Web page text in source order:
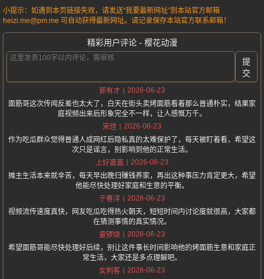
小提示：如遇到本页链接失效，请发送“我要最新网址”到本站官方邮箱
heizi.me@pm.me 可自动获得最新网址。请记录保存本站官方联系邮箱！
精彩用户评论 - 樱花动漫
提
交
郭有才
2026-06-23
面筋哥这次传闻反差也太大了，白天在街头卖烤面筋看着那么普通朴实，结果家
庭视频出来后形象完全不一样，让人感慨万千。
宋佳
2026-06-23
作为吃瓜群众觉得普通人成网红后隐私真的太难保护了，每天被盯着看，希望这
次只是谣言，别影响到他的正常生活。
上好嘉嘉
2026-06-23
摊主生活本来就辛苦，每天早出晚归赚钱养家，再出这种事压力肯定更大，希望
他能尽快处理好家庭和生意的平衡。
于春洋
2026-06-23
视频流传速度真快，网友吃瓜吃得热火朝天，短短时间内讨论度就很高，大家都
在猜测事情的真实情况。
童锣烧
2026-06-23
希望面筋哥能尽快处理好后续，别让这件事长时间影响他的烤面筋生意和家庭正
常生活，大家还是多点理解吧。
女刺客
2026-06-23